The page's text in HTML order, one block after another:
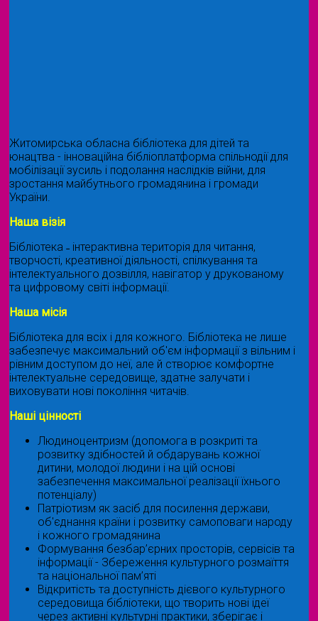
Житомирська обласна бібліотека для дітей та
юнацтва - інноваційна бібліоплатформа спільнодії для
мобілізації зусиль і подолання наслідків війни, для
зростання майбутнього громадянина і громади
України.
Наша візія
Бібліотека ˗ інтерактивна територія для читання,
творчості, креативної діяльності, спілкування та
інтелектуального дозвілля, навігатор у друкованому
та цифровому світі інформації.
Наша місія
Бібліотека для всіх і для кожного. Бібліотека не лише
забезпечує максимальний об'єм інформації з вільним і
рівним доступом до неї, але й створює комфортне
інтелектуальне середовище, здатне залучати і
виховувати нові покоління читачів.
Наші цінності
Людиноцентризм (допомога в розкриті та
розвитку здібностей й обдарувань кожної
дитини, молодої людини і на цій основі
забезпечення максимальної реалізації їхнього
потенціалу)
Патріотизм як засіб для посилення держави,
об'єднання країни і розвитку самоповаги народу
і кожного громадянина
Формування безбар’єрних просторів, сервісів та
інформації - Збереження культурного розмаїття
та національної пам’яті
Відкритість та доступність дієвого культурного
середовища бібліотеки, що творить нові ідеї
через активні культурні практики, зберігає і